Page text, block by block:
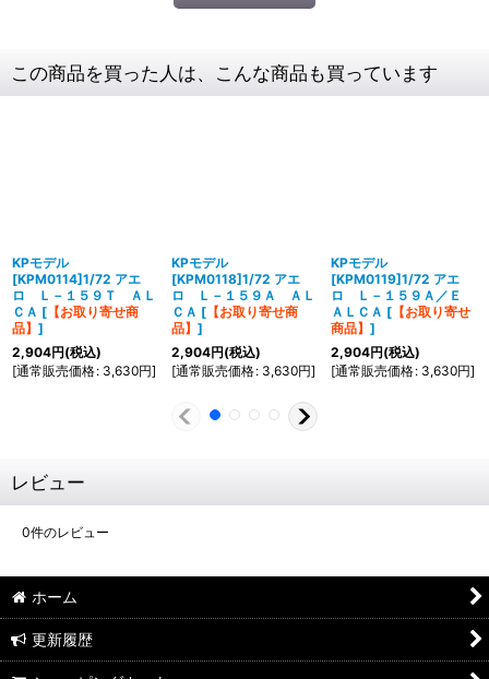
この商品を買った人は、こんな商品も買っています
KPモデル
[KPM0114]1/72 アエ
ロ Ｌ－１５９Ｔ ＡＬ
ＣＡ [ 【お取り寄せ商
品】 ]
2,904円(税込)
[通常販売価格: 3,630円]
KPモデル
[KPM0118]1/72 アエ
ロ Ｌ－１５９Ａ ＡＬ
ＣＡ [ 【お取り寄せ商
品】 ]
2,904円(税込)
[通常販売価格: 3,630円]
KPモデル
[KPM0119]1/72 アエ
ロ Ｌ－１５９Ａ／Ｅ
ＡＬＣＡ [ 【お取り寄せ
商品】 ]
2,904円(税込)
[通常販売価格: 3,630円]
レビュー
0件のレビュー
ホーム
更新履歴